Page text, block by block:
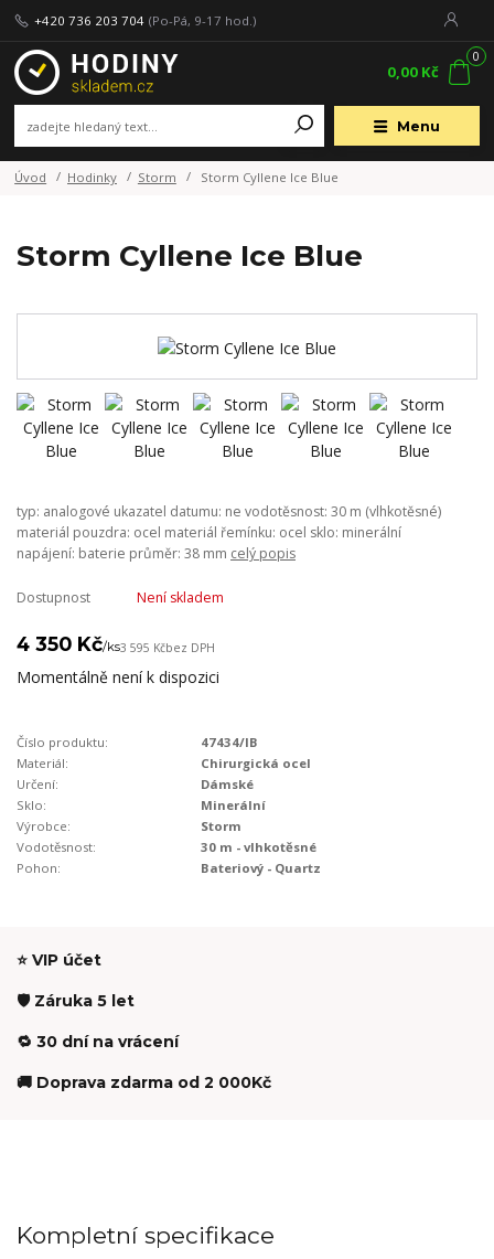
Menu
+420 736 203 704 (Po-Pá, 9-17 hod.)
0
0,00 Kč
Úvod Hodinky Storm Storm Cyllene Ice Blue
Storm Cyllene Ice Blue
typ: analogové ukazatel datumu: ne vodotěsnost: 30 m (vlhkotěsné)
materiál pouzdra: ocel materiál řemínku: ocel sklo: minerální
napájení: baterie průměr: 38 mm celý popis
Dostupnost Není skladem
4 350 Kč/ks3 595 Kčbez DPH
Momentálně není k dispozici
Číslo produktu:
47434/IB
Materiál:
Chirurgická ocel
Určení:
Dámské
Sklo:
Minerální
Výrobce:
Storm
Vodotěsnost:
30 m - vlhkotěsné
Pohon:
Bateriový - Quartz
⭐ VIP účet
🛡️ Záruka 5 let
🔁 30 dní na vrácení
🚚 Doprava zdarma od 2 000Kč
Kompletní specifikace